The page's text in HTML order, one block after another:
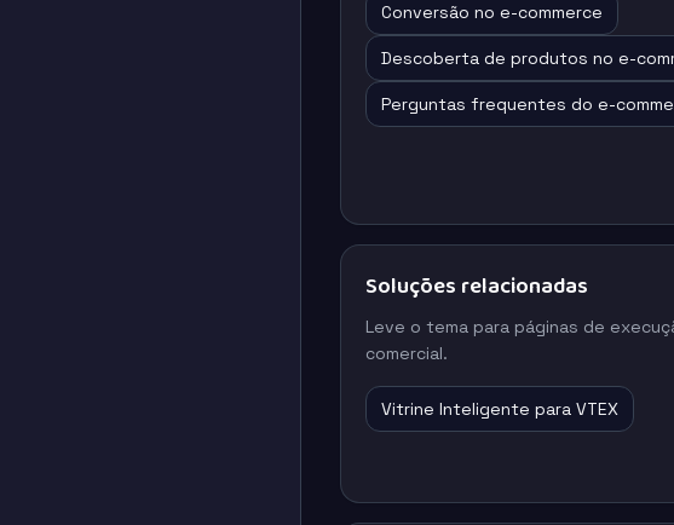
Conversão no e-commerce
Descoberta de produtos no e-
Perguntas frequentes do e-
Soluções relacionadas
Leve o tema para páginas de
comercial.
Vitrine Inteligente para VTEX